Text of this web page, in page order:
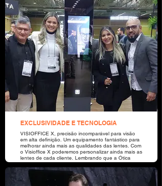
EXCLUSIVIDADE E TECNOLOGIA
VISIOFFICE X, precisão incomparável para visão
em alta definição. Um equipamento fantástico para
melhorar ainda mais as qualidades das lentes. Com
o Visioffice X poderemos personalizar ainda mais as
lentes de cada cliente. Lembrando que a Ótica
Dillane vai ser a segunda ótica do estado do Mato
Grosso (a primeira do norte do estado) a contar
com Visioffice X. Ótica Dillane nossa especialidade
é você!